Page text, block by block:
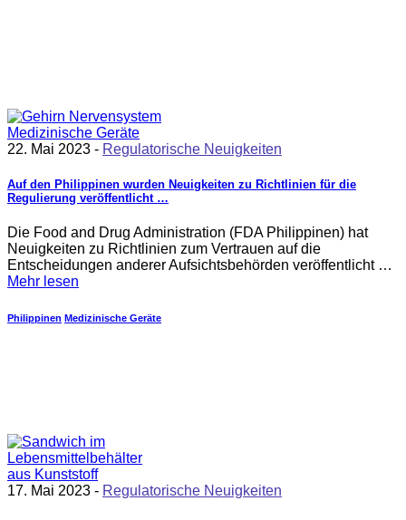
22. Mai 2023 - Regulatorische Neuigkeiten
Auf den Philippinen wurden Neuigkeiten zu Richtlinien für die
Regulierung veröffentlicht …
Die Food and Drug Administration (FDA Philippinen) hat
Neuigkeiten zu Richtlinien zum Vertrauen auf die
Entscheidungen anderer Aufsichtsbehörden veröffentlicht …
Mehr lesen
Philippinen Medizinische Geräte
17. Mai 2023 - Regulatorische Neuigkeiten